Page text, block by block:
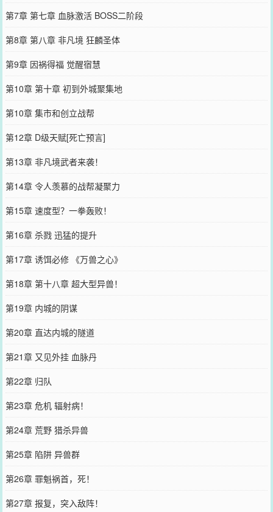
第7章 第七章 血脉激活 BOSS二阶段
第8章 第八章 非凡境 狂麟圣体
第9章 因祸得福 觉醒宿慧
第10章 第十章 初到外城聚集地
第10章 集市和创立战帮
第12章 D级天赋[死亡预言]
第13章 非凡境武者来袭！
第14章 令人羡慕的战帮凝聚力
第15章 速度型？一拳轰败！
第16章 杀戮 迅猛的提升
第17章 诱饵必修 《万兽之心》
第18章 第十八章 超大型异兽！
第19章 内城的阴谋
第20章 直达内城的隧道
第21章 又见外挂 血脉丹
第22章 归队
第23章 危机 辐射病！
第24章 荒野 猎杀异兽
第25章 陷阱 异兽群
第26章 罪魁祸首，死！
第27章 报复，突入敌阵！